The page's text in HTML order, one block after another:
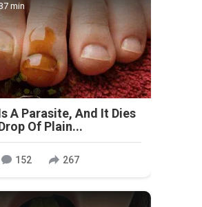
min
A Parasite, And It Dies
Of Plain...
152 267